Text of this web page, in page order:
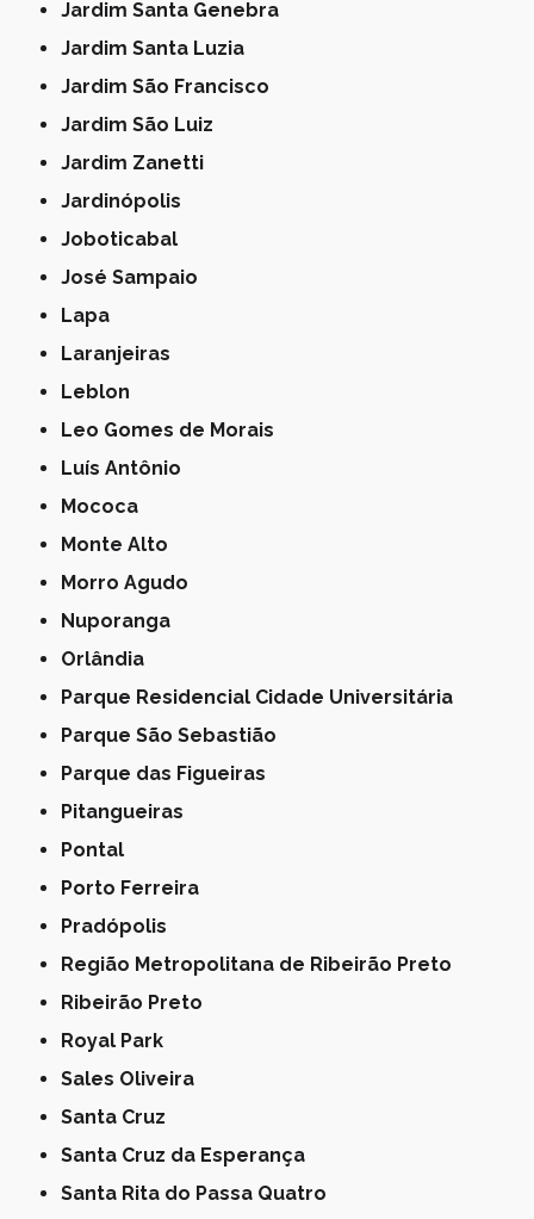
Jardim Santa Genebra
Jardim Santa Luzia
Jardim São Francisco
Jardim São Luiz
Jardim Zanetti
Jardinópolis
Joboticabal
José Sampaio
Lapa
Laranjeiras
Leblon
Leo Gomes de Morais
Luís Antônio
Mococa
Monte Alto
Morro Agudo
Nuporanga
Orlândia
Parque Residencial Cidade Universitária
Parque São Sebastião
Parque das Figueiras
Pitangueiras
Pontal
Porto Ferreira
Pradópolis
Região Metropolitana de Ribeirão Preto
Ribeirão Preto
Royal Park
Sales Oliveira
Santa Cruz
Santa Cruz da Esperança
Santa Rita do Passa Quatro